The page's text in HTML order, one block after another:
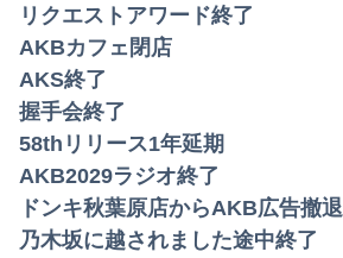
リクエストアワード終了
AKBカフェ閉店
AKS終了
握手会終了
58thリリース1年延期
AKB2029ラジオ終了
ドンキ秋葉原店からAKB広告撤退
乃木坂に越されました途中終了